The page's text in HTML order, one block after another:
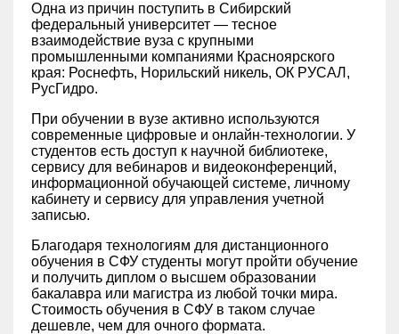
Одна из причин поступить в Сибирский
федеральный университет — тесное
взаимодействие вуза с крупными
промышленными компаниями Красноярского
края: Роснефть, Норильский никель, ОК РУСАЛ,
РусГидро.
При обучении в вузе активно используются
современные цифровые и онлайн-технологии. У
студентов есть доступ к научной библиотеке,
сервису для вебинаров и видеоконференций,
информационной обучающей системе, личному
кабинету и сервису для управления учетной
записью.
Благодаря технологиям для дистанционного
обучения в СФУ студенты могут пройти обучение
и получить диплом о высшем образовании
бакалавра или магистра из любой точки мира.
Стоимость обучения в СФУ в таком случае
дешевле, чем для очного формата.